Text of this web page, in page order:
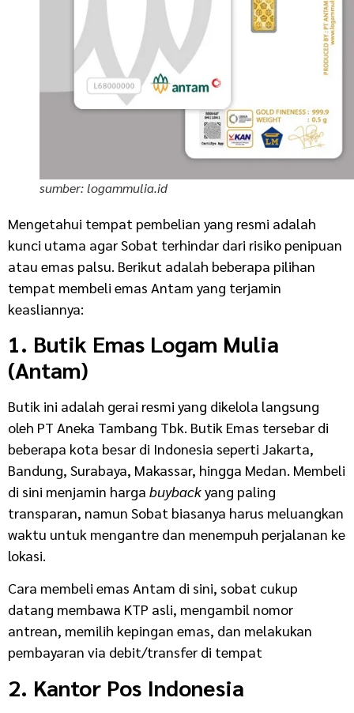
sumber: logammulia.id
Mengetahui tempat pembelian yang resmi adalah
kunci utama agar Sobat terhindar dari risiko penipuan
atau emas palsu. Berikut adalah beberapa pilihan
tempat membeli emas Antam yang terjamin
keasliannya:
1. Butik Emas Logam Mulia
(Antam)
Butik ini adalah gerai resmi yang dikelola langsung
oleh PT Aneka Tambang Tbk. Butik Emas tersebar di
beberapa kota besar di Indonesia seperti Jakarta,
Bandung, Surabaya, Makassar, hingga Medan. Membeli
di sini menjamin harga buybackyang paling
transparan, namun Sobat biasanya harus meluangkan
waktu untuk mengantre dan menempuh perjalanan ke
lokasi.
Cara membeli emas Antam di sini, sobat cukup
datang membawa KTP asli, mengambil nomor
antrean, memilih kepingan emas, dan melakukan
pembayaran via debit/transfer di tempat
2. Kantor Pos Indonesia